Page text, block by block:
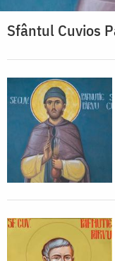
Sfântul Cuvios